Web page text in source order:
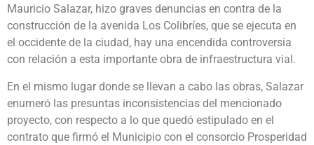
Mauricio Salazar, hizo graves denuncias en contra de la
construcción de la avenida Los Colibríes, que se ejecuta en
el occidente de la ciudad, hay una encendida controversia
con relación a esta importante obra de infraestructura vial.
En el mismo lugar donde se llevan a cabo las obras, Salazar
enumeró las presuntas inconsistencias del mencionado
proyecto, con respecto a lo que quedó estipulado en el
contrato que firmó el Municipio con el consorcio Prosperidad